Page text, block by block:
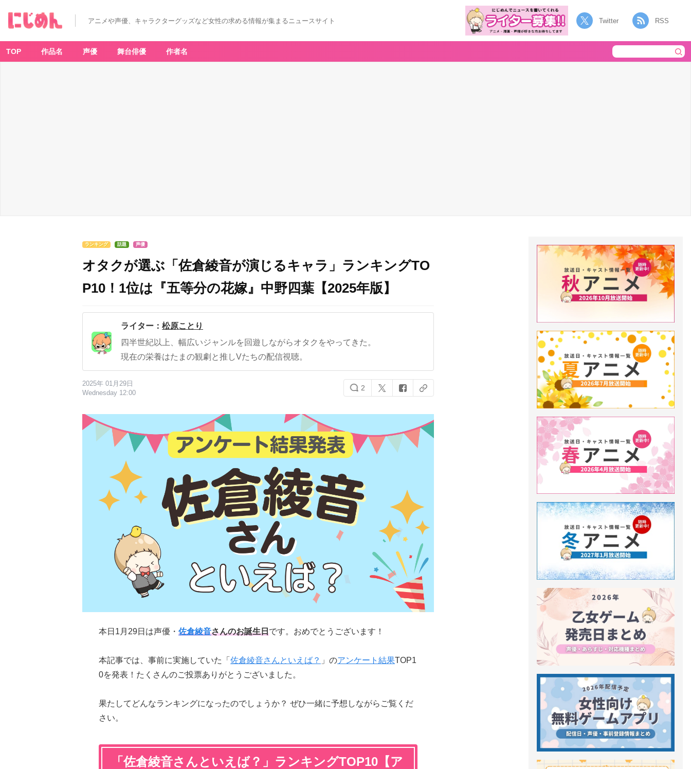
アニメや声優、キャラクターグッズなど女性の求める情報が集まるニュースサイト Twitter RSS
TOP 作品名 声優 舞台俳優 作者名
ランキング 話題 声優
オタクが選ぶ「佐倉綾音が演じるキャラ」ランキングTO
P10！1位は『五等分の花嫁』中野四葉【2025年版】
ライター： 松原ことり
四半世紀以上、幅広いジャンルを回遊しながらオタクをやってきた。
現在の栄養はたまの観劇と推しVたちの配信視聴。
2025年 01月29日
Wednesday 12:00
2
本日1月29日は声優・ 佐倉綾音さんのお誕生日です。おめでとうございます！
本記事では、事前に実施していた「 佐倉綾音さんといえば？ 」のアンケート結果TOP1
0を発表！たくさんのご投票ありがとうございました。
果たしてどんなランキングになったのでしょうか？ ぜひ一緒に予想しながらご覧くだ
さい。
「佐倉綾音さんといえば？」ランキングTOP10【ア